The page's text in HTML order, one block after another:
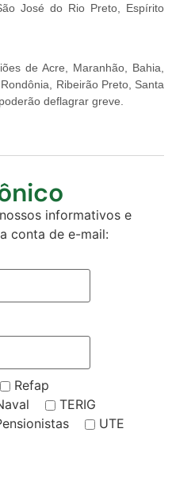
José do Rio Preto, Espírito
de Acre, Maranhão, Bahia,
Ribeirão Preto, Santa
deflagrar greve.
informativos e
conta de e-mail:
Refap
TERIG
UTE